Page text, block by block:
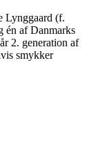
Lynggaard (f.
én af Danmarks
2. generation af
smykker